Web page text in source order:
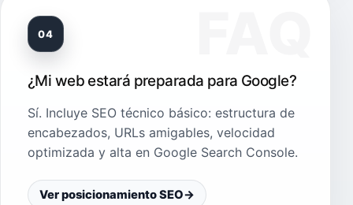
04
¿Mi web estará preparada para Google?
Sí. Incluye SEO técnico básico: estructura de
encabezados, URLs amigables, velocidad
optimizada y alta en Google Search Console.
Ver posicionamiento SEO→